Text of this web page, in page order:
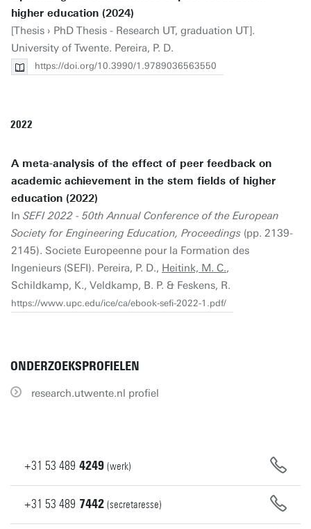
higher education (2024)
[Thesis › PhD Thesis - Research UT, graduation UT].
University of Twente. Pereira, P. D.
https://doi.org/10.3990/1.9789036563550
2022
A meta-analysis of the effect of peer feedback on
academic achievement in the stem fields of higher
education (2022)
In SEFI 2022 - 50th Annual Conference of the European
Society for Engineering Education, Proceedings (pp. 2139-
2145). Societe Europeenne pour la Formation des
Ingenieurs (SEFI). Pereira, P. D., Heitink, M. C.,
Schildkamp, K., Veldkamp, B. P. & Feskens, R.
https://www.upc.edu/ice/ca/ebook-sefi-2022-1.pdf/
ONDERZOEKSPROFIELEN
research.utwente.nl profiel
+31 53 489 4249 (werk)
+31 53 489 7442 (secretaresse)